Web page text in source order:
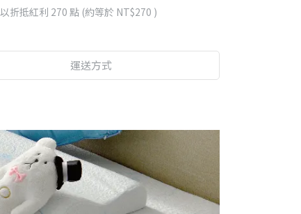
折抵紅利 270 點 (約等於 NT$270 )
運送方式